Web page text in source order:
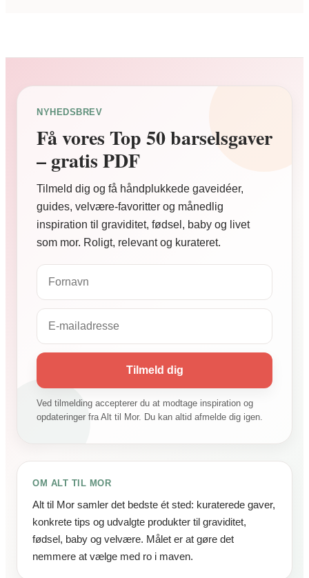
NYHEDSBREV
Få vores Top 50 barselsgaver
– gratis PDF
Tilmeld dig og få håndplukkede gaveidéer,
guides, velvære-favoritter og månedlig
inspiration til graviditet, fødsel, baby og livet
som mor. Roligt, relevant og kurateret.
Tilmeld dig
Ved tilmelding accepterer du at modtage inspiration og
opdateringer fra Alt til Mor. Du kan altid afmelde dig igen.
OM ALT TIL MOR
Alt til Mor samler det bedste ét sted: kuraterede gaver,
konkrete tips og udvalgte produkter til graviditet,
fødsel, baby og velvære. Målet er at gøre det
nemmere at vælge med ro i maven.